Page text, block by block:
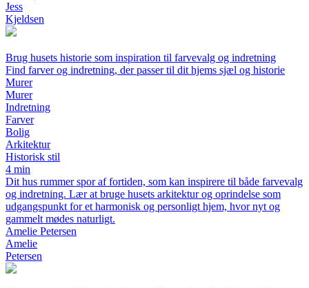
Jess
Kjeldsen
Brug husets historie som inspiration til farvevalg og indretning
Find farver og indretning, der passer til dit hjems sjæl og historie
Murer
Murer
Indretning
Farver
Bolig
Arkitektur
Historisk stil
4 min
Dit hus rummer spor af fortiden, som kan inspirere til både farvevalg
og indretning. Lær at bruge husets arkitektur og oprindelse som
udgangspunkt for et harmonisk og personligt hjem, hvor nyt og
gammelt mødes naturligt.
Amelie Petersen
Amelie
Petersen